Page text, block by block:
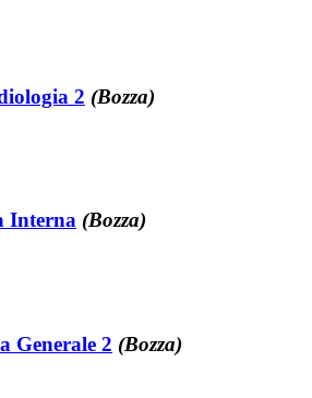
2 (Bozza)
Interna (Bozza)
Generale 2 (Bozza)